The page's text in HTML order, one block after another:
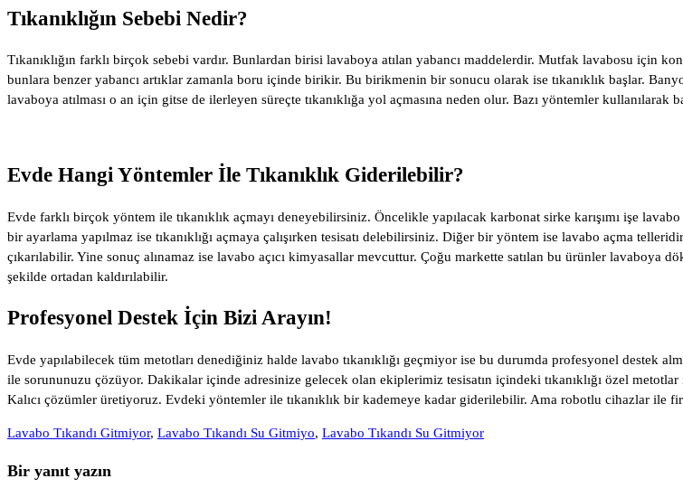
Tıkanıklığın Sebebi Nedir?
Tıkanıklığın farklı birçok sebebi vardır. Bunlardan birisi lavaboya atılan yabancı maddelerdir. Mutfak lavabosu için
bunlara benzer yabancı artıklar zamanla boru içinde birikir. Bu birikmenin bir sonucu olarak ise tıkanıklık başlar.
lavaboya atılması o an için gitse de ilerleyen süreçte tıkanıklığa yol açmasına neden olur. Bazı yöntemler
Evde Hangi Yöntemler İle Tıkanıklık Giderilebilir?
Evde farklı birçok yöntem ile tıkanıklık açmayı deneyebilirsiniz. Öncelikle yapılacak karbonat sirke karışımı işe
bir ayarlama yapılmaz ise tıkanıklığı açmaya çalışırken tesisatı delebilirsiniz. Diğer bir yöntem ise lavabo açma
çıkarılabilir. Yine sonuç alınamaz ise lavabo açıcı kimyasallar mevcuttur. Çoğu markette satılan bu ürünler lavaboya
şekilde ortadan kaldırılabilir.
Profesyonel Destek İçin Bizi Arayın!
Evde yapılabilecek tüm metotları denediğiniz halde lavabo tıkanıklığı geçmiyor ise bu durumda profesyonel destek
ile sorununuzu çözüyor. Dakikalar içinde adresinize gelecek olan ekiplerimiz tesisatın içindeki tıkanıklığı özel
Kalıcı çözümler üretiyoruz. Evdeki yöntemler ile tıkanıklık bir kademeye kadar giderilebilir. Ama robotlu cihazlar ile
Lavabo Tıkandı Gitmiyor, Lavabo Tıkandı Su Gitmiyo, Lavabo Tıkandı Su Gitmiyor
Bir yanıt yazın